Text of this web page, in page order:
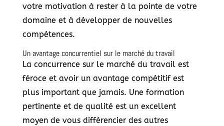
votre motivation à rester à la pointe de votre
domaine et à développer de nouvelles
compétences.
Un avantage concurrentiel sur le marché du travail
La concurrence sur le marché du travail est
féroce et avoir un avantage compétitif est
plus important que jamais. Une formation
pertinente et de qualité est un excellent
moyen de vous différencier des autres